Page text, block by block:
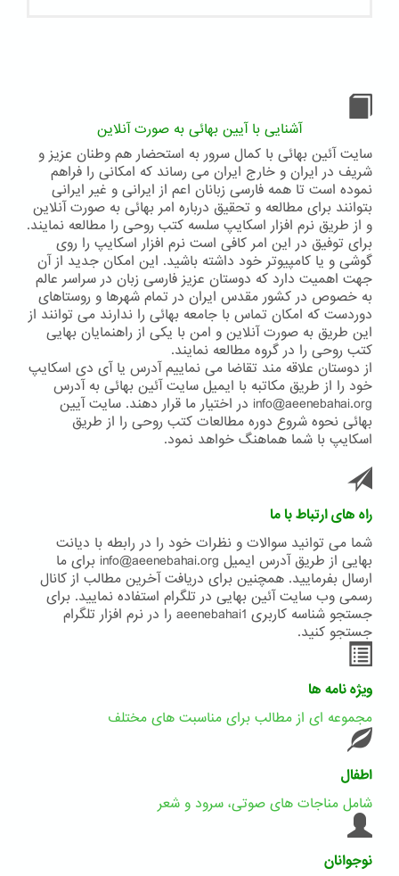
آشنایی با آیین بهائی به صورت آنلاین
سایت آئین بهائی با کمال سرور به استحضار هم وطنان عزیز و
شریف در ایران و خارج ایران می رساند که امکانی را فراهم
نموده است تا همه فارسی زبانان اعم از ایرانی و غیر ایرانی
بتوانند برای مطالعه و تحقیق درباره امر بهائی به صورت آنلاین
و از طریق نرم افزار اسکایپ سلسه کتب روحی را مطالعه نمایند.
برای توفیق در این امر کافی است نرم افزار اسکایپ را روی
گوشی و یا کامپیوتر خود داشته باشید. این امکان جدید از آن
جهت اهمیت دارد که دوستان عزیز فارسی زبان در سراسر عالم
به خصوص در کشور مقدس ایران در تمام شهرها و روستاهای
دوردست که امکان تماس با جامعه بهائی را ندارند می توانند از
این طریق به صورت آنلاین و امن با یکی از راهنمایان بهایی
کتب روحی را در گروه مطالعه نمایند.
از دوستان علاقه مند تقاضا می نماییم آدرس یا آی دی اسکایپ
خود را از طریق مکاتبه با ایمیل سایت آئین بهائی به آدرس
info@aeenebahai.org در اختیار ما قرار دهند. سایت آیین
بهائی نحوه شروع دوره مطالعات کتب روحی را از طریق
اسکایپ با شما هماهنگ خواهد نمود.
راه های ارتباط با ما
شما می توانید سوالات و نظرات خود را در رابطه با دیانت
بهایی از طریق آدرس ایمیل info@aeenebahai.org برای ما
ارسال بفرمایید. همچنین برای دریافت آخرین مطالب از کانال
رسمی وب سایت آئین بهایی در تلگرام استفاده نمایید. برای
جستجو شناسه کاربری aeenebahai1 را در نرم افزار تلگرام
جستجو کنید.
ویژه نامه ها
مجموعه ای از مطالب برای مناسبت های مختلف
اطفال
شامل مناجات های صوتی، سرود و شعر
نوجوانان